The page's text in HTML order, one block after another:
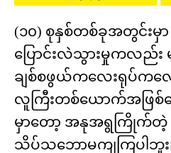
(၁၀) စုနှစ်တစ်ခုအတွင်းမှ
ပြောင်းလဲသွားမှုကလည်း
ချစ်စဖွယ်ကလေးရုပ်ကလ
လူကြီးတစ်ယောက်အဖြစ်ပ
မှာတော့ အနုအရွကြိုက်တဲ့
သိပ်သဘောမကျကြပါဘူး